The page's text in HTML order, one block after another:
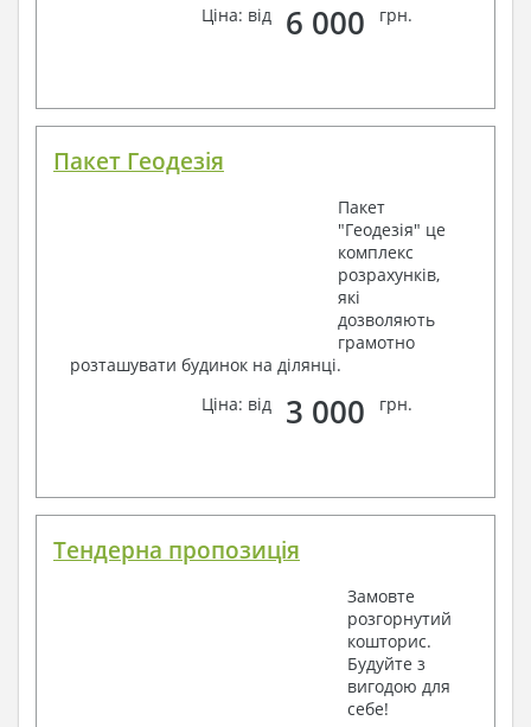
Ціна: від
6 000 грн.
Пакет Геодезія
Пакет
"Геодезія" це
комплекс
розрахунків,
які
дозволяють
грамотно
розташувати будинок на ділянці.
Ціна: від
3 000 грн.
Тендерна пропозиція
Замовте
розгорнутий
кошторис.
Будуйте з
вигодою для
себе!